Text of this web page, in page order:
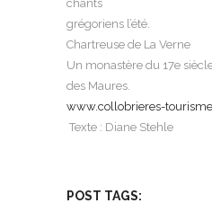
chants
grégoriens l’été.
Chartreuse de La Verne
Un monastère du 17e
des Maures.
www.collobrieres-
Texte : Diane Stehle
POST TAGS: